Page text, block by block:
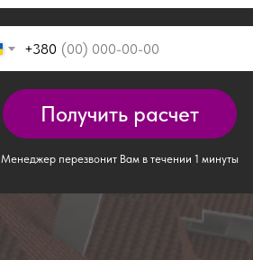
+380
Получить расчет
Менеджер перезвонит Вам в течении 1 минуты